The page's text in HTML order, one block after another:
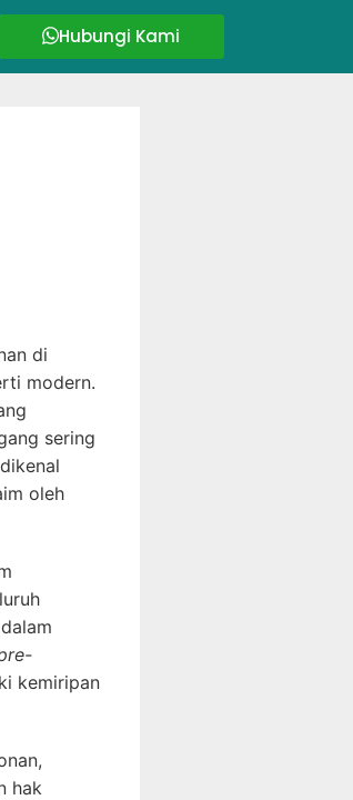
Hubungi Kami
di
modern.
sering
oleh
kemiripan
hak